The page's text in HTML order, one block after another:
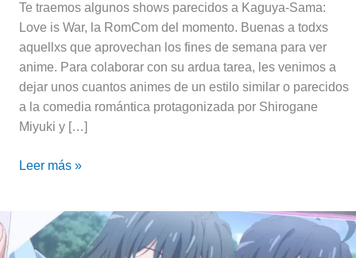
Te traemos algunos shows parecidos a Kaguya-Sama:
Love is War, la RomCom del momento. Buenas a todxs
aquellxs que aprovechan los fines de semana para ver
anime. Para colaborar con su ardua tarea, les venimos a
dejar unos cuantos animes de un estilo similar o parecidos
a la comedia romántica protagonizada por Shirogane
Miyuki y […]
Leer más »
videojuego